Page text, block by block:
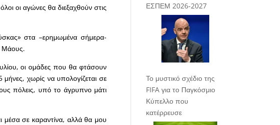
οι αγώνες θα διεξαχθούν στις
στα –ερημωμένα σήμερα-
Μάους.
οι ομάδες που θα φτάσουν
μήνες, χωρίς να υπολογίζεται σε
πόλεις, υπό το άγρυπνο μάτι
μέσα σε καραντίνα, αλλά θα μου
ΕΣΠΕΜ 2026-2027
Το μυστικό σχέδιο της
FIFA για το Παγκόσμιο
Κύπελλο που
κατέρρευσε